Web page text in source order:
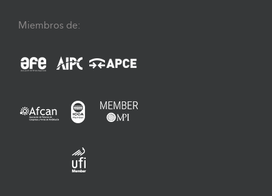
Miembros de: